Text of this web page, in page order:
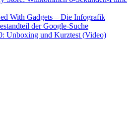
With Gadgets – Die Infografik
der Google-Suche
Unboxing und Kurztest (Video)